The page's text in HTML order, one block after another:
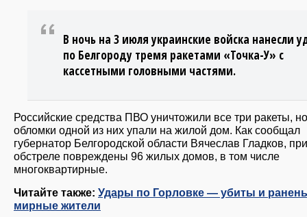
В ночь на 3 июля украинские войска нанесли
по Белгороду тремя ракетами «Точка-У» с
кассетными головными частями.
Российские средства ПВО уничтожили все три ракеты, но
обломки одной из них упали на жилой дом. Как сообщал
губернатор Белгородской области Вячеслав Гладков, при
обстреле повреждены 96 жилых домов, в том числе
многоквартирные.
Читайте также: Удары по Горловке — убиты и
мирные жители